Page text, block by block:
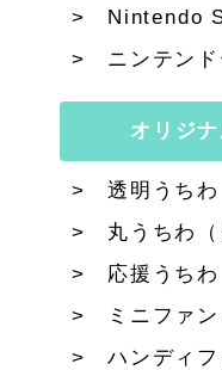
Nintendo
ニンテン
オリジ
透明うちわ
丸うちわ（
応援うちわ
ミニファ
ハンディフ